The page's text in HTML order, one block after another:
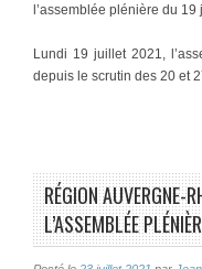
l’assemblée plénière du
Lundi 19 juillet 2021,
depuis le scrutin des 20 et
RÉGION AUVERGNE-
L’ASSEMBLÉE